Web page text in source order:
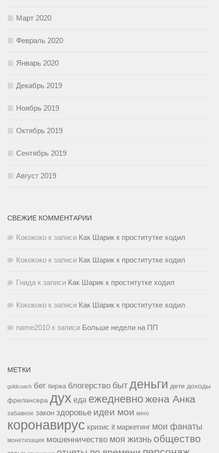
Март 2020
Февраль 2020
Январь 2020
Декабрь 2019
Ноябрь 2019
Октябрь 2019
Сентябрь 2019
Август 2019
СВЕЖИЕ КОММЕНТАРИИ
Кокококо к записи Как Шарик к проститутке ходил
Кокококо к записи Как Шарик к проститутке ходил
Гнида к записи Как Шарик к проститутке ходил
Кокококо к записи Как Шарик к проститутке ходил
name2010 к записи Больше недели на ПП
МЕТКИ
goldcoach бег биржа блогерство быт деньги дети доходы
фрилансера дух еда ежедневножена Анка
забавное закон здоровье идеи мои кино
коронавирус кризис it маркетинг мои фанаты
монетизация мошенничество моя жизнь общество